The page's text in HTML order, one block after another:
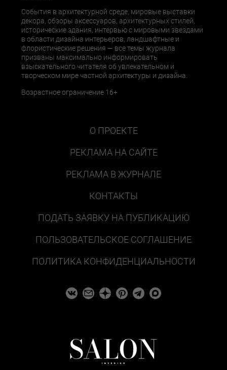
События в архитектурной среде, мировые выставки
декора, обзоры аксессуаров, архитектурных стилей,
исторические здания, интервью с мировыми звездами
в области дизайна интерьеров, ландшафтные и
флористические решения — все темы журнала
призваны максимально информировать
взыскательного читателя об увлекательном и
творческом мире частной архитектуры и дизайна.
Возрастное ограничение 16+
О ПРОЕКТЕ
РЕКЛАМА НА САЙТЕ
РЕКЛАМА В ЖУРНАЛЕ
КОНТАКТЫ
ПОДАТЬ ЗАЯВКУ НА ПУБЛИКАЦИЮ
ПОЛЬЗОВАТЕЛЬСКОЕ СОГЛАШЕНИЕ
ПОЛИТИКА КОНФИДЕНЦИАЛЬНОСТИ